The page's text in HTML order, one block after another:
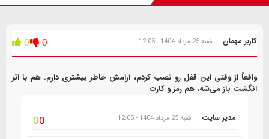
کاربر مهمان شنبه 25 مرداد 1404 - 12:05 0 0
واقعاً از وقتی این قفل رو نصب کردم، آرامش خاطر بیشتری دارم. هم با اثر
انگشت باز می‌شه، هم رمز و کارت
مدیر سایت شنبه 25 مرداد 1404 - 12:05 00